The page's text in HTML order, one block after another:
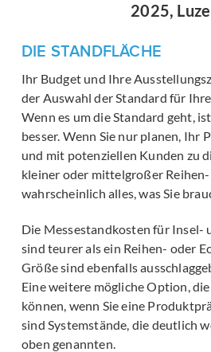
2025,
DIE STANDFLÄCHE
Ihr Budget und Ihre
der Auswahl der Standard für
Wenn es um die Standard geht,
besser. Wenn Sie nur planen, Ihr
und mit potenziellen Kunden zu
kleiner oder mittelgroßer
wahrscheinlich alles, was Sie
Die Messestandkosten für Insel-
sind teurer als ein Reihen- oder
Größe sind ebenfalls
Eine weitere mögliche Option,
können, wenn Sie eine
sind Systemstände, die deutlich
oben genannten.